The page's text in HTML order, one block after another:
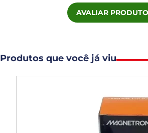
AVALIAR PRODUTO
Produtos que você já viu